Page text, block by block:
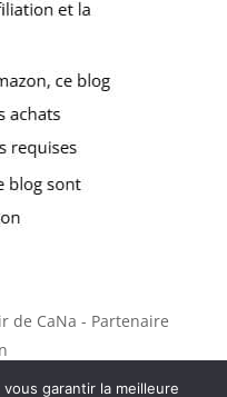
de CaNa - Partenaire
garantir la meilleure